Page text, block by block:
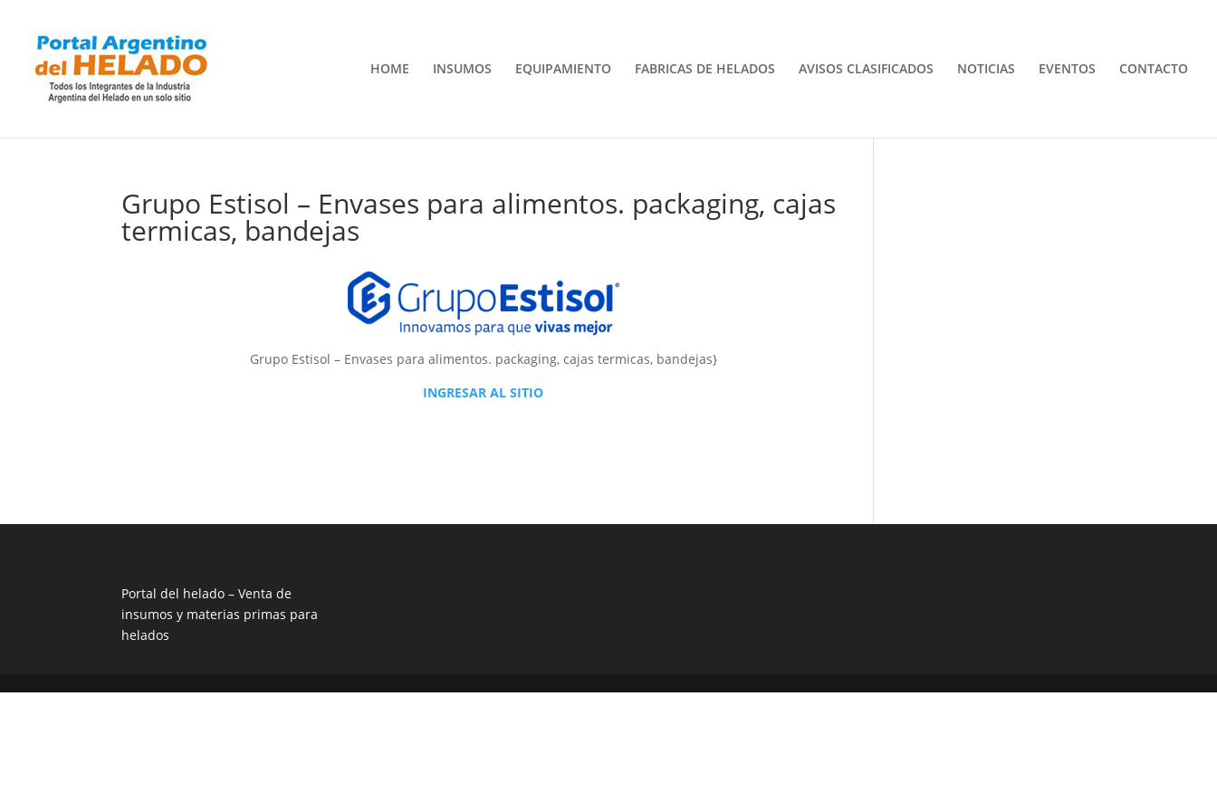
HOME INSUMOS EQUIPAMIENTO FABRICAS DE HELADOS AVISOS CLASIFICADOS NOTICIAS EVENTOS CONTACTO
Grupo Estisol – Envases para alimentos. packaging, cajas
termicas, bandejas
Grupo Estisol – Envases para alimentos. packaging, cajas termicas, bandejas}
INGRESAR AL SITIO
Portal del helado –Venta de
insumos y materias primas para
helados